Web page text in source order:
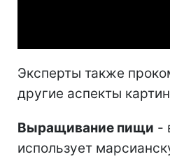
Эксперты также
другие аспекты
Выращивание пищи -
использует